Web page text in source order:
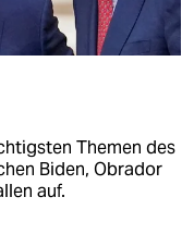
Themen des
Biden, Obrador
auf.